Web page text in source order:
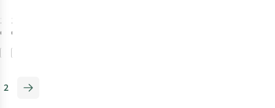
1
couleur
disponible
1
disponible
2